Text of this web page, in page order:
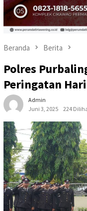
Beranda Berita
Polres
Peringatan
Admin
Juni 3, 2025
224